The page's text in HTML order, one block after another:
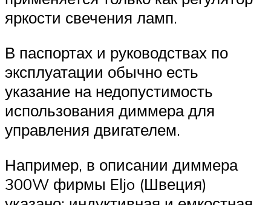
яркости свечения ламп.
В паспортах и руководствах по
эксплуатации обычно есть
указание на недопустимость
использования диммера для
управления двигателем.
Например, в описании диммера
300W фирмы Eljo (Швеция)